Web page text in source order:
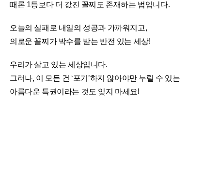
때론 1등보다 더 값진 꼴찌도 존재하는 법입니다.
오늘의 실패로 내일의 성공과 가까워지고,
의로운 꼴찌가 박수를 받는 반전 있는 세상!
우리가 살고 있는 세상입니다.
그러나, 이 모든 건 ‘포기’하지 않아야만 누릴 수 있는
아름다운 특권이라는 것도 잊지 마세요!